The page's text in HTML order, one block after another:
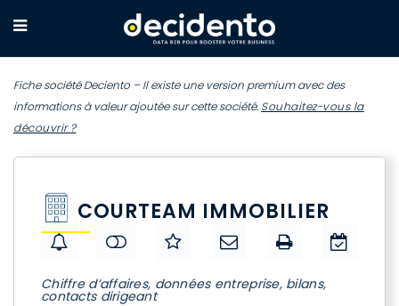
Fiche société Deciento – Il existe une version premium avec des
informations à valeur ajoutée sur cette société. Souhaitez-vous la
découvrir ?
COURTEAM IMMOBILIER
Chiffre d’affaires, données entreprise, bilans,
contacts dirigeant